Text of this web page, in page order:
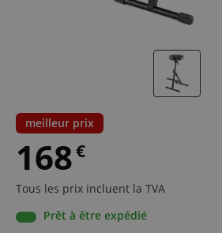
meilleur prix
168€
Tous les prix incluent la TVA
Prêt à être expédié